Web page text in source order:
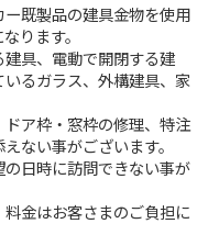
既製品の建具金物を使用
ります。
具、電動で開閉する建
るガラス、外構建具、家
ア枠・窓枠の修理、特注
ない事がございます。
日時に訪問できない事が
金はお客さまのご負担に